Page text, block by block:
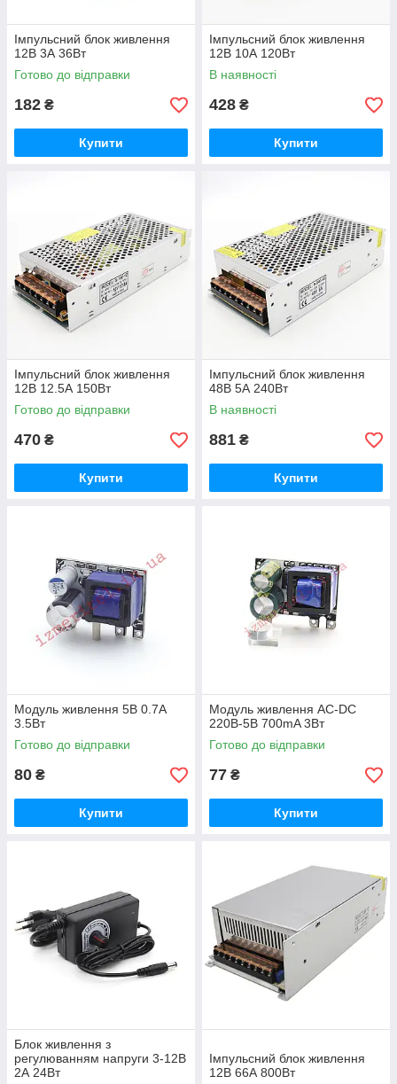
Імпульсний блок живлення
12В 3А 36Вт
Готово до відправки
182 ₴
Купити
Імпульсний блок живлення
12В 10А 120Вт
В наявності
428 ₴
Купити
Імпульсний блок живлення
12В 12.5А 150Вт
Готово до відправки
470 ₴
Купити
Імпульсний блок живлення
48В 5А 240Вт
В наявності
881 ₴
Купити
Модуль живлення 5В 0.7A
3.5Вт
Готово до відправки
80 ₴
Купити
Модуль живлення AC-DC
220В-5В 700mA 3Вт
Готово до відправки
77 ₴
Купити
Блок живлення з
регулюванням напруги 3-12В
2А 24Вт
Імпульсний блок живлення
12В 66А 800Вт